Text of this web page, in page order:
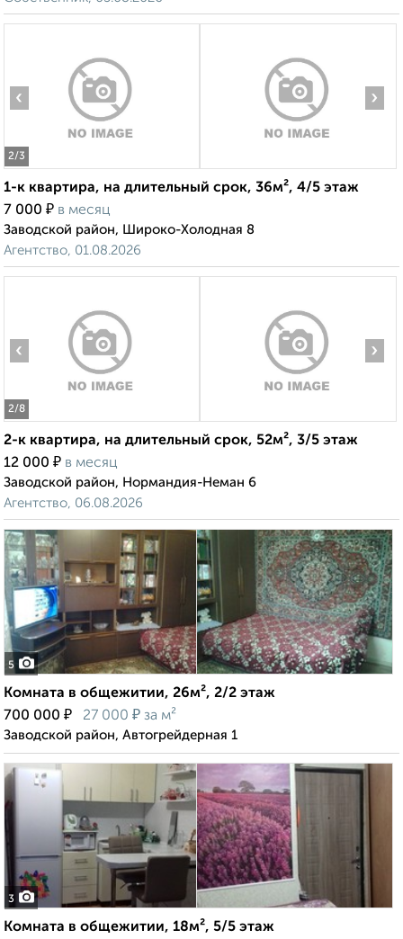
2/3
‹ ›
1-к квартира, на длительный срок, 36м², 4/5 этаж
7 000 ₽ в месяц
Заводской район, Широко-Холодная 8
Агентство, 01.08.2026
2/8
‹ ›
2-к квартира, на длительный срок, 52м², 3/5 этаж
12 000 ₽ в месяц
Заводской район, Нормандия-Неман 6
Агентство, 06.08.2026
5
Комната в общежитии, 26м², 2/2 этаж
700 000 ₽ 27 000 ₽ за м²
Заводской район, Автогрейдерная 1
3
Комната в общежитии, 18м², 5/5 этаж